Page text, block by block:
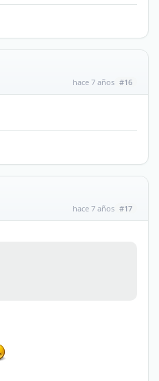
hace 7 años #16
hace 7 años #17